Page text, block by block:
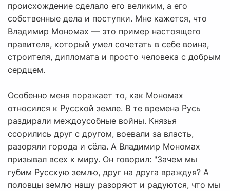
происхождение сделало его великим, а его
собственные дела и поступки. Мне кажется, что
Владимир Мономах — это пример настоящего
правителя, который умел сочетать в себе воина,
строителя, дипломата и просто человека с добрым
сердцем.
Особенно меня поражает то, как Мономах
относился к Русской земле. В те времена Русь
раздирали междоусобные войны. Князья
ссорились друг с другом, воевали за власть,
разоряли города и сёла. А Владимир Мономах
призывал всех к миру. Он говорил: "Зачем мы
губим Русскую землю, друг на друга враждуя? А
половцы землю нашу разоряют и радуются, что мы